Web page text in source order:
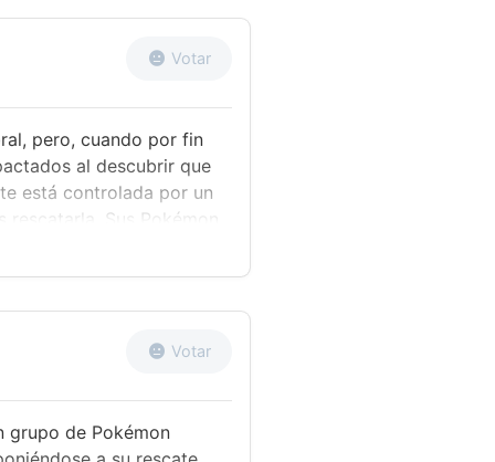
lo atraviesa con todos
Votar
pero, cuando por fin
al descubrir que
está controlada por un
Sus Pokémon
Pokémon de Samina,
Lylia, armándose de
Mientras tanto,
búsqueda de Samina y
Votar
grupo de Pokémon